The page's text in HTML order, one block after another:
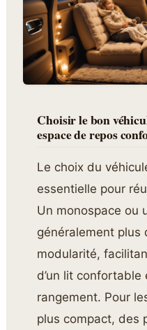
Choisir le bon
espace de repos
Le choix du
essentielle pour
Un monospace ou
généralement plus
modularité,
d’un lit
rangement. Pour
plus compact, des